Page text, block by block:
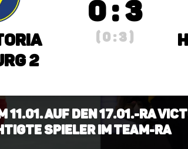
2
0 : 3
( 0 : 3 )
auf den 17.01.-ra
Spieler im Team-ra